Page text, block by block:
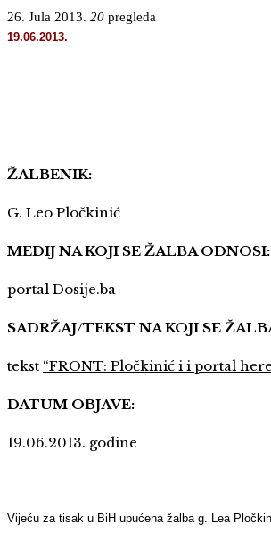
26. Jula 2013. 20 pregleda
19.06.2013.
ŽALBENIK:
G. Leo Pločkinić
MEDIJ NA KOJI SE ŽALBA ODNOSI:
portal Dosije.ba
SADRŽAJ/TEKST NA KOJI SE
tekst “FRONT: Pločkinić i i portal
DATUM OBJAVE:
19.06.2013. godine
Vijeću za tisak u BiH upućena žalba g. Lea